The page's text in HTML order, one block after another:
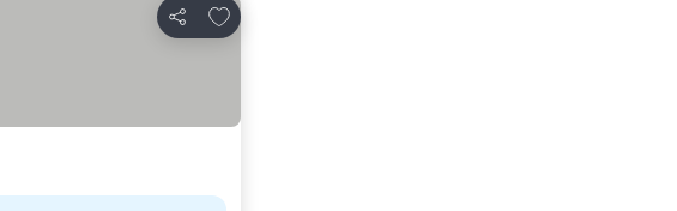
Compartir
Agregar a favoritos